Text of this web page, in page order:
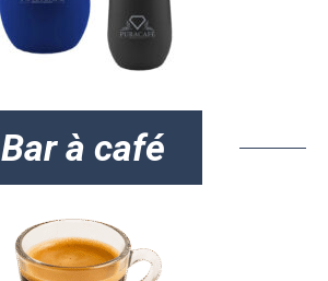
Bar à café